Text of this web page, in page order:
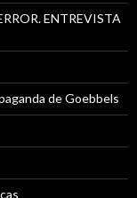
ENTREVISTA
de Goebbels